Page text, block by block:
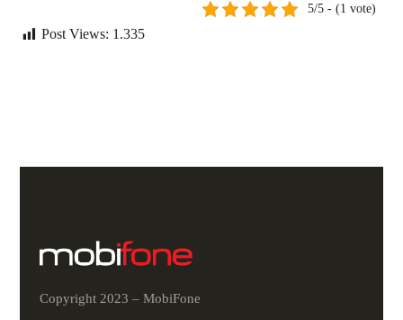
5/5 - (1 vote)
Post Views: 1.335
Copyright 2023 – MobiFone